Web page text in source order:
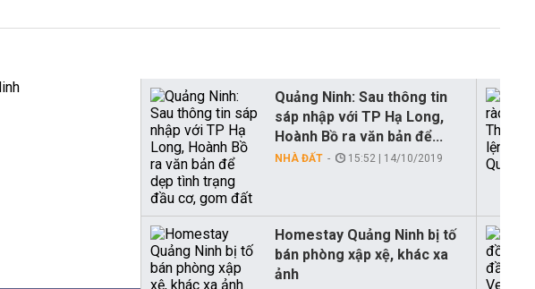
Quảng Ninh: Sau thông tin
sáp nhập với TP Hạ Long,
Hoành Bồ ra văn bản để...
NHÀ ĐẤT 15:52 | 14/10/2019
Homestay Quảng Ninh bị tố
bán phòng xập xệ, khác xa
ảnh